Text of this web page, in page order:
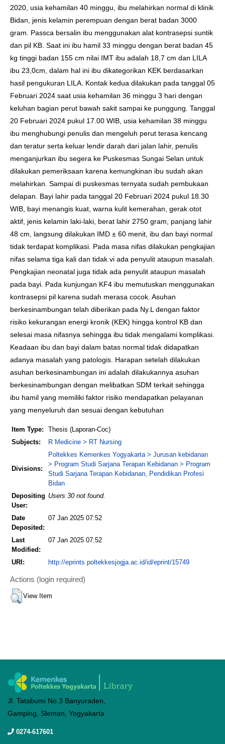
2020, usia kehamilan 40 minggu, ibu melahirkan normal di klinik
Bidan, jenis kelamin perempuan dengan berat badan 3000
gram. Passca bersalin ibu menggunakan alat kontrasepsi suntik
dan pil KB. Saat ini ibu hamil 33 minggu dengan berat badan 45
kg tinggi badan 155 cm nilai IMT ibu adalah 18,7 cm dan LILA
ibu 23,0cm, dalam hal ini ibu dikategorikan KEK berdasarkan
hasil pengukuran LILA. Kontak kedua dilakukan pada tanggal 05
Februari 2024 saat usia kehamilan 36 minggu 3 hari dengan
keluhan bagian perut bawah sakit sampai ke punggung. Tanggal
20 Februari 2024 pukul 17.00 WIB, usia kehamilan 38 minggu
ibu menghubungi penulis dan mengeluh perut terasa kencang
dan teratur serta keluar lendir darah dari jalan lahir, penulis
menganjurkan ibu segera ke Puskesmas Sungai Selan untuk
dilakukan pemeriksaan karena kemungkinan ibu sudah akan
melahirkan. Sampai di puskesmas ternyata sudah pembukaan
delapan. Bayi lahir pada tanggal 20 Februari 2024 pukul 18.30
WIB, bayi menangis kuat, warna kulit kemerahan, gerak otot
aktif, jenis kelamin laki-laki, berat lahir 2750 gram, panjang lahir
48 cm, langsung dilakukan IMD ± 60 menit, ibu dan bayi normal
tidak terdapat komplikasi. Pada masa nifas dilakukan pengkajian
nifas selama tiga kali dan tidak vi ada penyulit ataupun masalah.
Pengkajian neonatal juga tidak ada penyulit ataupun masalah
pada bayi. Pada kunjungan KF4 ibu memutuskan menggunakan
kontrasepsi pil karena sudah merasa cocok. Asuhan
berkesinambungan telah diberikan pada Ny.L dengan faktor
risiko kekurangan energi kronik (KEK) hingga kontrol KB dan
selesai masa nifasnya sehingga ibu tidak mengalami komplikasi.
Keadaan ibu dan bayi dalam batas normal tidak didapatkan
adanya masalah yang patologis. Harapan setelah dilakukan
asuhan berkesinambungan ini adalah dilakukannya asuhan
berkesinambungan dengan melibatkan SDM terkait sehingga
ibu hamil yang memiliki faktor risiko mendapatkan pelayanan
yang menyeluruh dan sesuai dengan kebutuhan
Item Type:
Thesis (Laporan-Coc)
Subjects:
R Medicine > RT Nursing
Divisions:
Poltekkes Kemenkes Yogyakarta > Jurusan kebidanan
> Program Studi Sarjana Terapan Kebidanan > Program
Studi Sarjana Terapan Kebidanan, Pendidikan Profesi
Bidan
Depositing
User:
Users 30 not found.
Date
Deposited:
07 Jan 2025 07:52
Last
Modified:
07 Jan 2025 07:52
URI: http://eprints.poltekkesjogja.ac.id/id/eprint/15749
Actions (login required)
View Item
Jl. Tatabumi No.3 Banyuraden,
Gamping, Sleman, Yogyakarta
0274-617601